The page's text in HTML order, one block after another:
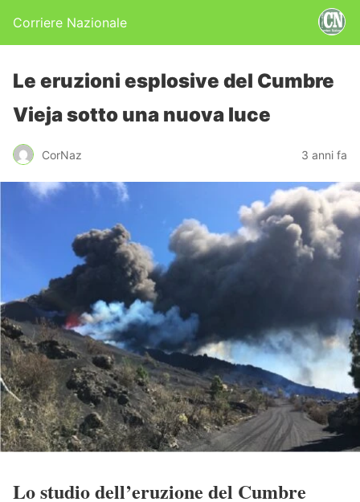
Corriere Nazionale
Le eruzioni esplosive del Cumbre
Vieja sotto una nuova luce
CorNaz 3 anni fa
Lo studio dell’eruzione del Cumbre